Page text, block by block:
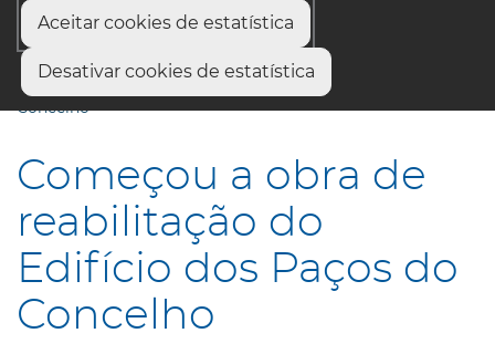
Aceitar cookies de estatística
Desativar cookies de estatística
Início
Começou a obra de reabilitação do Edifício dos Paços do
Concelho
Começou a obra de
reabilitação do
Edifício dos Paços do
Concelho